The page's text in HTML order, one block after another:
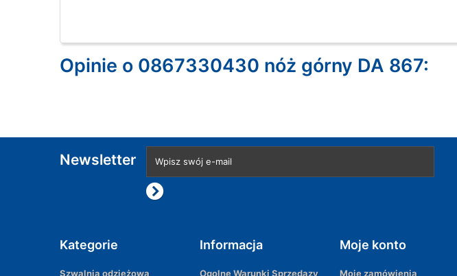
Opinie o 0867330430 nóż górny DA 867:
Newsletter
Kategorie
Szwalnia odzieżowa
Informacja
Ogolne Warunki Sprzedazy
Moje konto
Moje zamówienia